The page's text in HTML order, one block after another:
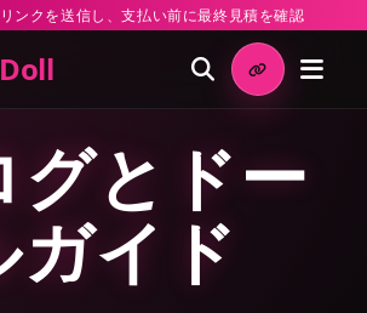
ンクを送信し、支払い前に最終見積を確認
Doll
グとドー
ガイド